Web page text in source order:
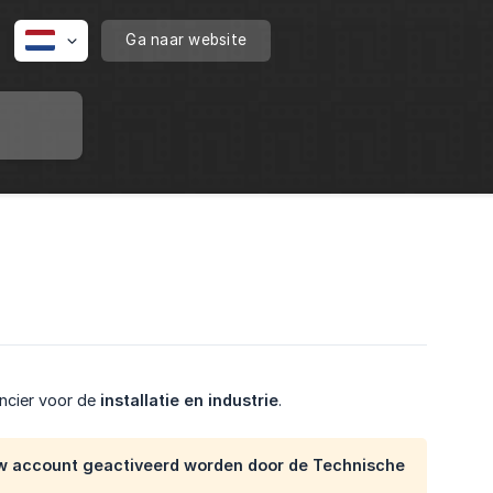
Ga naar website
voor de installatie en industrie.
account geactiveerd worden door de Technische